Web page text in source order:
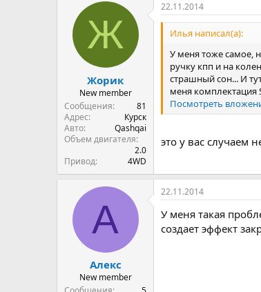
Ж
Жорик
New member
Сообщения
81
Адрес
Курск
Авто
Qashqai
Объем двигателя
2.0
Привод
4WD
22.11.2014
Илья написал(а):
У меня тоже самое,
ручку кпп и на
страшный сон... И
меня комплектация
Посмотреть
это у вас случаем
А
Алекс
New member
22.11.2014
У меня такая
создает эффект